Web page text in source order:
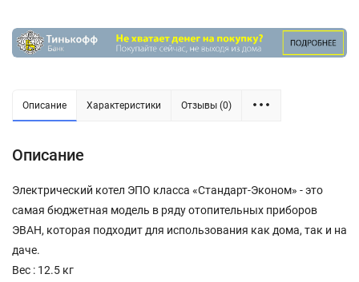
Описание Характеристики Отзывы (0)
Описание
Электрический котел ЭПО класса «Стандарт-Эконом» - это
самая бюджетная модель в ряду отопительных приборов
ЭВАН, которая подходит для использования как дома, так и на
даче.
Вес : 12.5 кг